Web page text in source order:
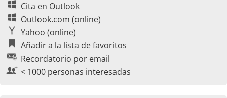
Cita en Outlook
Outlook.com (online)
Yahoo (online)
Añadir a la lista de favoritos
Recordatorio por email
< 1000 personas interesadas